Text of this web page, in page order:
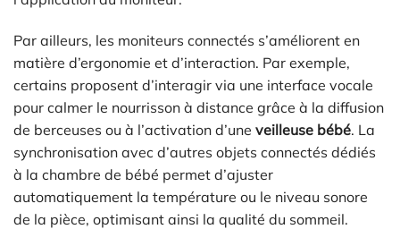
Par ailleurs, les moniteurs connectés s’améliorent en
matière d’ergonomie et d’interaction. Par exemple,
certains proposent d’interagir via une interface vocale
pour calmer le nourrisson à distance grâce à la diffusion
de berceuses ou à l’activation d’une veilleuse bébé. La
synchronisation avec d’autres objets connectés dédiés
à la chambre de bébé permet d’ajuster
automatiquement la température ou le niveau sonore
de la pièce, optimisant ainsi la qualité du sommeil.